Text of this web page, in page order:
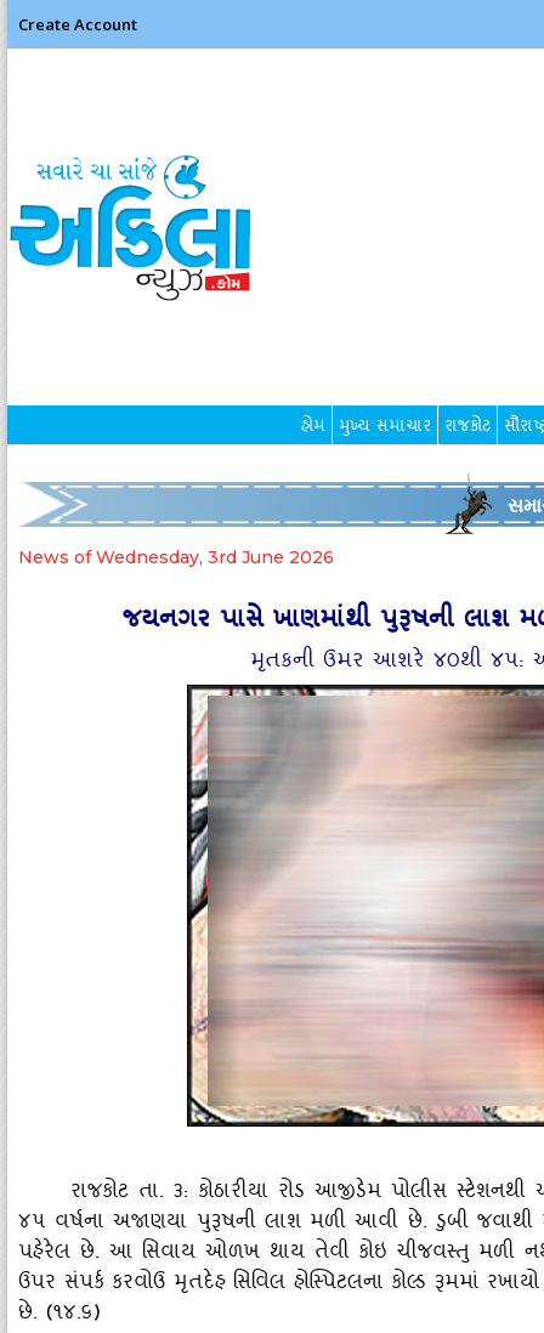
Create Account
હોમ મુખ્ય સમાચાર રાજકોટ
News of Wednesday, 3rd June 2026
જયનગર પાસે ખાણમાંથી પુરૂષની લાશ
મૃતકની ઉમર આશરે ૪૦થી ૪૫:
રાજકોટ તા. ૩: કોઠારીયા રોડ આજીડેમ પોલીસ
૪૫ વર્ષના અજાણયા પુરૂષની લાશ મળી આવી છે. ડુબી જવાથી
પહેરેલ છે. આ સિવાય ઓળખ થાય તેવી કોઇ ચીજવસ્‍તુ મળી
ઉપર સંપર્ક કરવોઉ મૃતદેહ સિવિલ હોસ્‍પિટલના કોલ્‍ડ રૂમમાં
છે. (૧૪.૬)